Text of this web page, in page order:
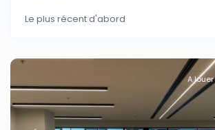
Le plus récent d'abord
A louer